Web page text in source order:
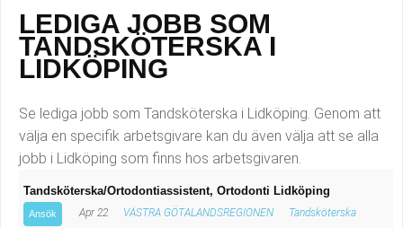
Chefer och verksamhetsledare
Data/IT
Försäljning, inköp, marknadsföring
Hantverksyrken
Hotell, restaurang, storhushåll
Barnskötare
Lärare i förskola/Förskollärare
Lagerarbetare
Bussförare/Busschaufför
Elevassistent
LEDIGA JOBB SOM
TANDSKÖTERSKA I
LIDKÖPING
Se lediga jobb som Tandsköterska i Lidköping. Genom att
välja en specifik arbetsgivare kan du även välja att se alla
jobb i Lidköping som finns hos arbetsgivaren.
Tandsköterska/Ortodontiassistent, Ortodonti Lidköping
Ansök Apr 22 VÄSTRA GÖTALANDSREGIONEN Tandsköterska